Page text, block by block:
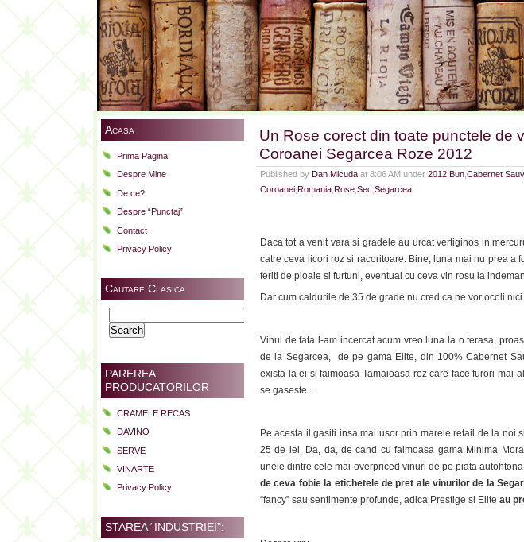
Acasa
Prima Pagina
Despre Mine
De ce?
Despre “Punctaj”
Contact
Privacy Policy
Cautare Clasica
for:
PAREREA
PRODUCATORILOR
CRAMELE RECAS
DAVINO
SERVE
VINARTE
Privacy Policy
STAREA “INDUSTRIEI”:
Un Rose corect din toate punctele de
Coroanei Segarcea Roze 2012
Published by Dan Micuda at 8:06 AM under 2012 Bun Cabernet
Coroanei Romania Rose Sec Segarcea
Daca tot a venit vara si gradele au urcat vertiginos in
catre ceva licori roz si racoritoare. Bine, luna mai nu prea a
feriti de ploaie si furtuni, eventual cu ceva vin rosu la
Dar cum caldurile de 35 de grade nu cred ca ne vor ocoli
Vinul de fata l-am incercat acum vreo luna la o terasa,
de la Segarcea, de pe gama Elite, din 100% Cabernet
exista la ei si faimoasa Tamaioasa roz care face furori mai
se gaseste…
Pe acesta il gasiti insa mai usor prin marele retail de la noi
25 de lei. Da, da, de cand cu faimoasa gama Minima
unele dintre cele mai overpriced vinuri de pe piata
de ceva fobie la etichetele de pret ale vinurilor de la
“fancy” sau sentimente profunde, adica Prestige si Elite au